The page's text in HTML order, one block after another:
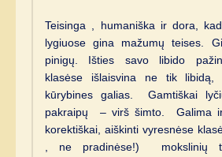
Teisinga , humaniška ir dora,
lygiuose gina mažumų teises.
pinigų. Išties savo libido
klasėse išlaisvina ne tik
kūrybines galias. Gamtiškai
pakraipų – virš šimto. Galima
korektiškai, aiškinti vyresnėse
, ne pradinėse!) mokslinių